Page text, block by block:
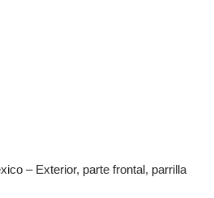
– Exterior, parte frontal, parrilla